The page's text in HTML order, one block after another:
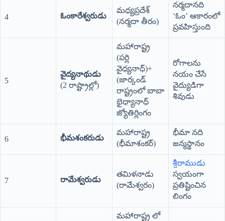
4 ఓంకారేశ్వరుడు
మధ్యప్రదేశ్
(నర్మదా తీరం)
నర్మదానది
‘ఓం’ ఆకారంలో
ప్రవహిస్తుంది
5
వైద్యనాథుడు
(2 రాష్ట్రాల్లో)
మహారాష్ట్ర
(పర్లి
వైధ్యనాధ్)+
(జార్కండ్
రాష్ట్రంలో బాబా
భైధ్యానాధ్
జ్యోతిర్లింగం
రోగాలను
నయం చేసే
వైద్యుడిగా
శివుడు
6 భీమశంకరుడు
మహారాష్ట్ర
(భీమాశంకర్)
భీమా నది
జన్మస్థానం
7 రామేశ్వరుడు
తమిళనాడు
(రామేశ్వరం)
శ్రీరాముడు
స్వయంగా
ప్రతిష్టించిన
లింగం
మహారాష్ట్ర లో